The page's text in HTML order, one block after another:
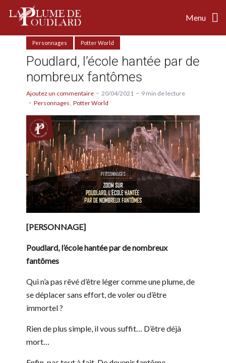
Menu
Personnages Potter World
Poudlard, l’école hantée par de
nombreux fantômes
Ajoutez un commentaire 20/04/2021
9 min de lecture
Personnages Potter World
[PERSONNAGE]
Poudlard, l’école hantée par de nombreux
fantômes
Qui n’a pas rêvé d’être léger comme une plume, de
se déplacer sans effort, de voler ou d’être
immortel ?
Rien de plus simple, il vous suffit… D’être déjà
mort…